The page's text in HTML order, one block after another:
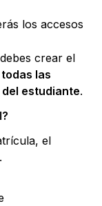
los accesos
crear el
todas las
estudiante.
el